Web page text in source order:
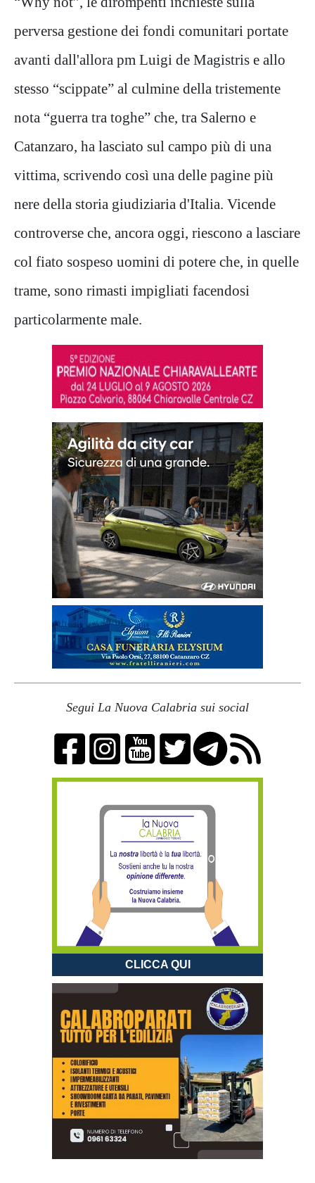
perversa gestione dei fondi comunitari portate
avanti dall'allora pm Luigi de Magistris e allo
stesso “scippate” al culmine della tristemente
nota “guerra tra toghe” che, tra Salerno e
Catanzaro, ha lasciato sul campo più di una
vittima, scrivendo così una delle pagine più
nere della storia giudiziaria d'Italia. Vicende
controverse che, ancora oggi, riescono a lasciare
col fiato sospeso uomini di potere che, in quelle
trame, sono rimasti impigliati facendosi
particolarmente male.
Segui La Nuova Calabria sui social
CLICCA QUI